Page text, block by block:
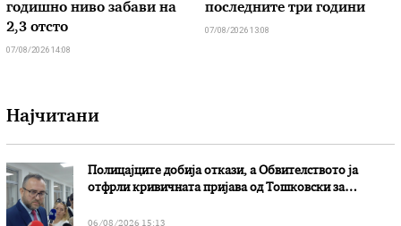
годишно ниво забави на
2,3 отсто
07/08/2026 14:08
последните три години
07/08/2026 13:08
Најчитани
Полицајците добија откази, а Обвителството ја
отфрли кривичната пријава од Тошковски за
06/08/2026 15:13